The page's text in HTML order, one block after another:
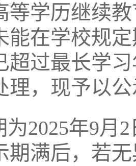
等学历继续
能在学校规
超过最长学
理，现予以
2025年9月
期满后，若